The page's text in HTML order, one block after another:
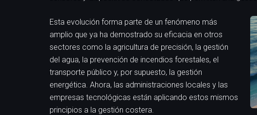
Esta evolución forma parte de un fenómeno más
amplio que ya ha demostrado su eficacia en otros
sectores como la agricultura de precisión, la gestión
del agua, la prevención de incendios forestales, el
transporte público y, por supuesto, la gestión
energética. Ahora, las administraciones locales y las
empresas tecnológicas están aplicando estos mismos
principios a la gestión costera.